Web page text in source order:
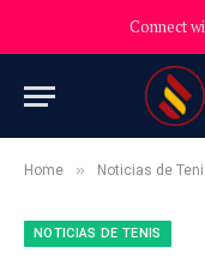
Connect
Home » Noticias de
NOTICIAS DE TENIS